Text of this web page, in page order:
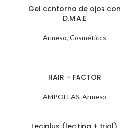
Gel contorno de ojos con
D.M.A.E
Armeso, Cosméticos
HAIR – FACTOR
AMPOLLAS, Armeso
Leciplus (lecitina + trial)